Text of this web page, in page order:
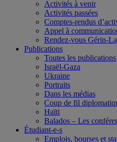
Activités à venir
Activités passées
Comptes-rendus
Appel à
Rendez-vous Gérin-
Publications
Toutes les publications
Israël-Gaza
Ukraine
Portraits
Dans les médias
Coup de fil
Haïti
Balados – Les
Étudiant-e-s
Emplois, bourses et